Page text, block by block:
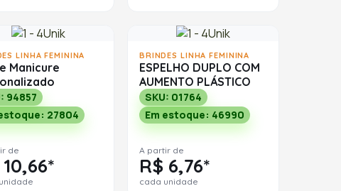
LINHA FEMININA
Manicure
94857
27804
de
BRINDES LINHA FEMININA
ESPELHO DUPLO COM
AUMENTO PLÁSTICO
SKU: 01764
Em estoque: 46990
A partir de
R$ 6,76*
cada unidade